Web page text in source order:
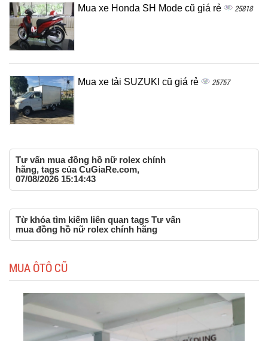
Mua xe Honda SH Mode cũ giá rẻ 25818
Mua xe tải SUZUKI cũ giá rẻ 25757
Tư vấn mua đồng hồ nữ rolex chính
hãng, tags của CuGiaRe.com,
07/08/2026 15:14:43
Từ khóa tìm kiếm liên quan tags Tư vấn
mua đồng hồ nữ rolex chính hãng
MUA ÔTÔ CŨ